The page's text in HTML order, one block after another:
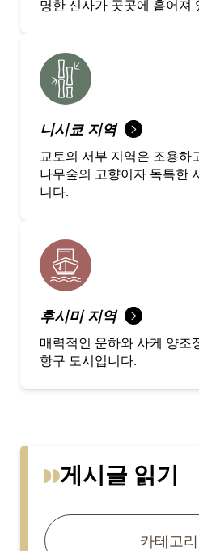
명한 신사가 곳곳에 흩어져
니시쿄 지역
교토의 서부 지역은 조용하
나무숲의 고향이자 독특한
니다.
후시미 지역
매력적인 운하와 사케 양조
항구 도시입니다.
게시글 읽기
카테고